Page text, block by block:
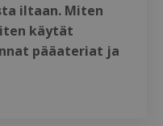
iltaan. Miten
käytät
pääateriat ja